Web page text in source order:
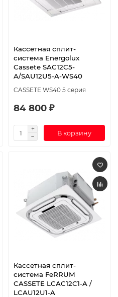
Кассетная сплит-
система Energolux
Cassete SAC12C5-
A/SAU12U5-A-WS40
CASSETE WS40 5 серия
84 800 ₽
В корзину
Кассетная сплит-
система FeRRUM
CASSETE LCAC12C1-A /
LCAU12U1-A